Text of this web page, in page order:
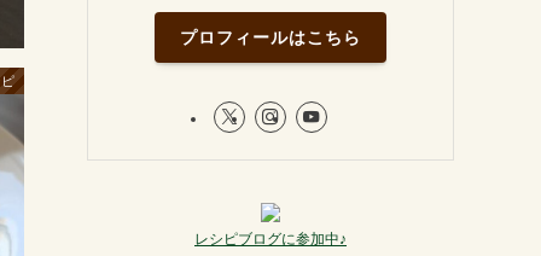
プロフィールはこちら
レシピブログに参加中♪